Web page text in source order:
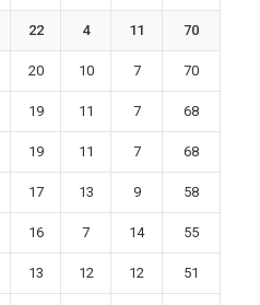
22 4 11 70
20 10 7 70
19 11 7 68
19 11 7 68
17 13 9 58
16 7 14 55
13 12 12 51